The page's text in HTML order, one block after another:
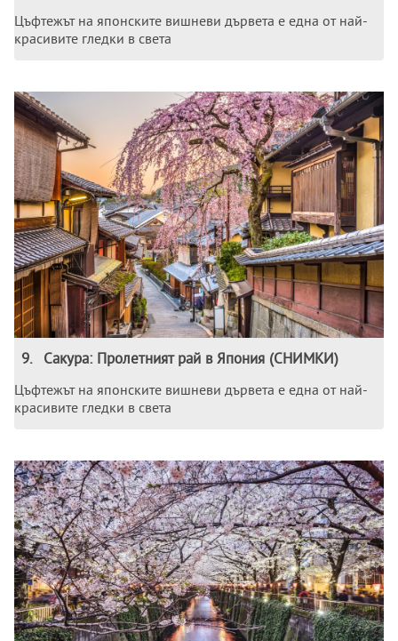
Цъфтежът на японските вишневи дървета е една от най-
красивите гледки в света
9. Сакура: Пролетният рай в Япония (СНИМКИ)
Цъфтежът на японските вишневи дървета е една от най-
красивите гледки в света